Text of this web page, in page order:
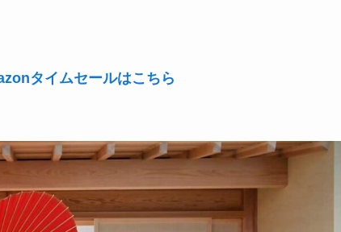
タイムセールはこちら